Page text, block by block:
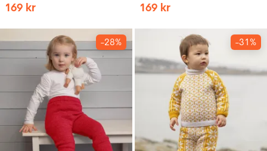
169 kr 169 kr
-28% -31%